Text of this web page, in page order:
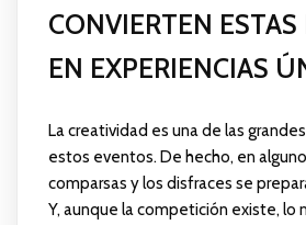
CONVIERTEN ESTAS
EN EXPERIENCIAS
La creatividad es una de las
estos eventos. De hecho, en
comparsas y los disfraces se
Y, aunque la competición existe, lo